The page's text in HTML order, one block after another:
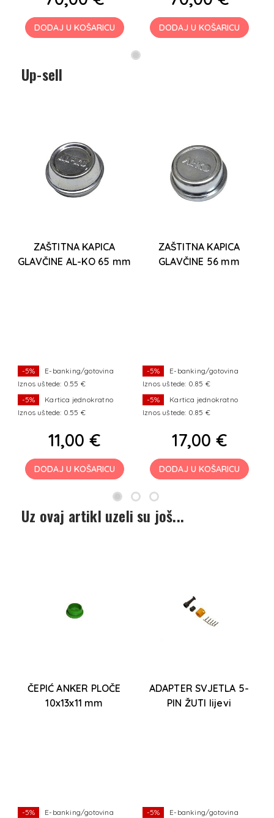
DODAJ U KOŠARICU DODAJ U KOŠARICU
Up-sell
ZAŠTITNA KAPICA
GLAVČINE AL-KO 65 mm
-5%
E-banking/gotovina
Iznos uštede: 0.55 €
-5%
Kartica jednokratno
Iznos uštede: 0.55 €
11,00 €
DODAJ U KOŠARICU
ZAŠTITNA KAPICA
GLAVČINE 56 mm
-5%
E-banking/gotovina
Iznos uštede: 0.85 €
-5%
Kartica jednokratno
Iznos uštede: 0.85 €
17,00 €
DODAJ U KOŠARICU
Uz ovaj artikl uzeli su još...
ČEPIĆ ANKER PLOČE
10x13x11 mm
-5%
E-banking/gotovina
ADAPTER SVJETLA 5-
PIN ŽUTI lijevi
-5%
E-banking/gotovina